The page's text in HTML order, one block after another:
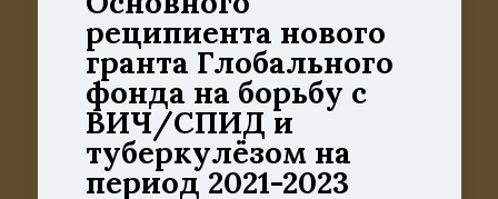
реципиента нового
гранта Глобального
фонда на борьбу с
ВИЧ/СПИД и
туберкулёзом на
период 2021-2023